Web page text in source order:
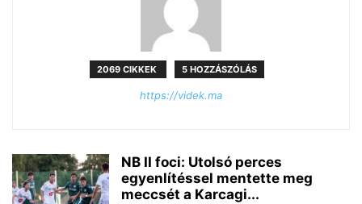
2069 CIKKEK 5 HOZZÁSZÓLÁS
https://videk.ma
NB II foci: Utolsó perces
egyenlítéssel mentette meg
meccsét a Karcagi...